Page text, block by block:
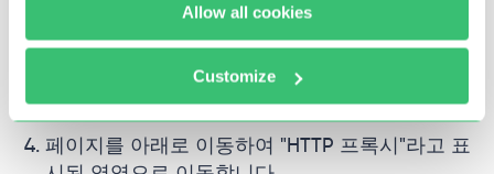
Allow all cookies
Customize
무선 네트워크 이름 옆에 있는 아이콘(i)을 누릅니
다.
페이지를 아래로 이동하여 "HTTP 프록시"라고 표